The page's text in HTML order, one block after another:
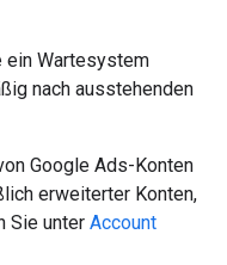
ein Wartesystem
nach ausstehenden
Google Ads-Konten
erweiterter Konten,
Sie unter Account